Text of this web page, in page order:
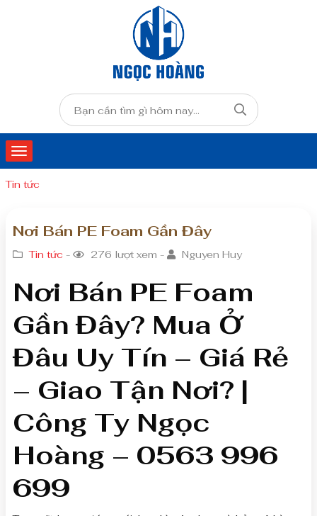
Tin tức
Nơi Bán PE Foam Gần Đây
Tin tức - 276 lượt xem - Nguyen Huy
Nơi Bán PE Foam
Gần Đây? Mua Ở
Đâu Uy Tín – Giá Rẻ
– Giao Tận Nơi? |
Công Ty Ngọc
Hoàng – 0563 996
699